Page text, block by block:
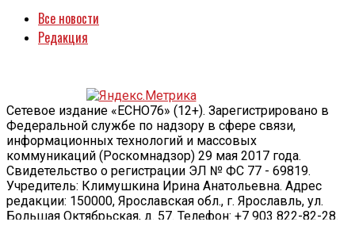
Все новости
Редакция
Сетевое издание «ECHO76» (12+). Зарегистрировано в
Федеральной службе по надзору в сфере связи,
информационных технологий и массовых
коммуникаций (Роскомнадзор) 29 мая 2017 года.
Свидетельство о регистрации ЭЛ № ФС 77 - 69819.
Учредитель: Климушкина Ирина Анатольевна. Адрес
редакции: 150000, Ярославская обл., г. Ярославль, ул.
Большая Октябрьская, д. 57. Телефон: +7 903 822-82-28.